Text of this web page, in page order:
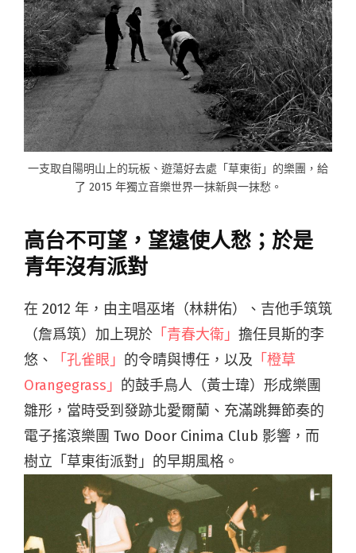
一支取自陽明山上的玩板、遊蕩好去處「草東街」的樂團，給
了 2015 年獨立音樂世界一抹新與一抹愁。
高台不可望，望遠使人愁；於是
青年沒有派對
在 2012 年，由主唱巫堵（林耕佑）、吉他手筑筑
（詹爲筑）加上現於 「青春大衛」 擔任貝斯的李
悠、
「孔雀眼」 的令晴與博任，以及 「橙草
Orangegrass」 的鼓手鳥人（黃士瑋）形成樂團
雛形，當時受到發跡北愛爾蘭、充滿跳舞節奏的
電子搖滾樂團 Two Door Cinima Club 影響，而
樹立「草東街派對」的早期風格。